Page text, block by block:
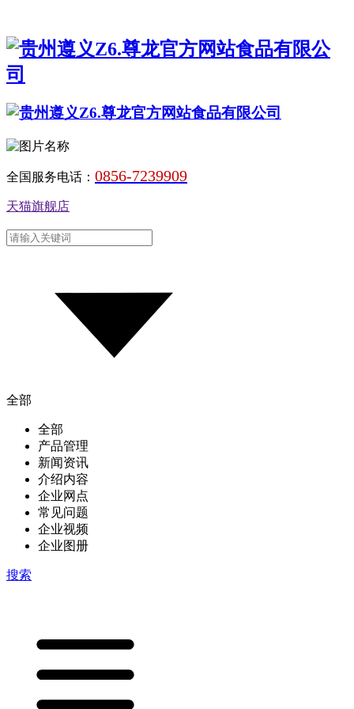
全国服务电话： 0856-7239909
天猫旗舰店
全部
全部
产品管理
新闻资讯
介绍内容
企业网点
常见问题
企业视频
企业图册
搜索